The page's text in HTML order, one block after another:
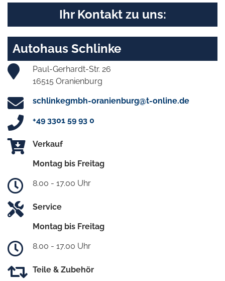
Ihr Kontakt zu uns:
Autohaus Schlinke
Paul-Gerhardt-Str. 26
16515 Oranienburg
schlinkegmbh-oranienburg@t-online.de
+49 3301 59 93 0
Verkauf
Montag bis Freitag
8.00 - 17.00 Uhr
Service
Montag bis Freitag
8.00 - 17.00 Uhr
Teile & Zubehör